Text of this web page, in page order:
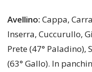
Avellino: Cappa,
Inserra, Cuccurullo,
Prete (47° Paladino),
(63° Gallo). In